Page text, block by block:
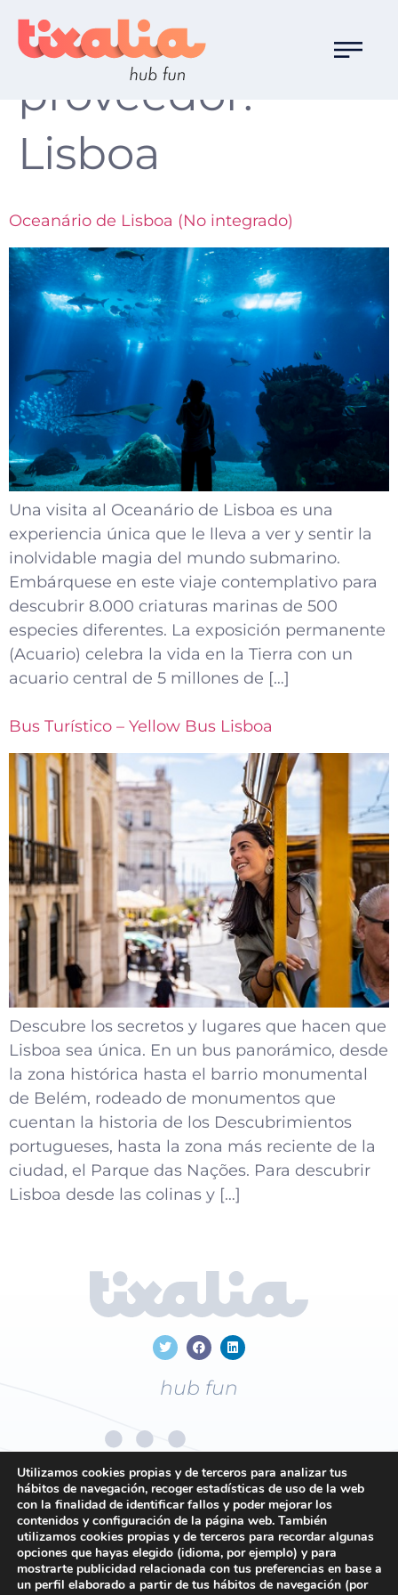
Destino
proveedor:
Lisboa
Oceanário de Lisboa (No integrado)
Una visita al Oceanário de Lisboa es una
experiencia única que le lleva a ver y sentir la
inolvidable magia del mundo submarino.
Embárquese en este viaje contemplativo para
descubrir 8.000 criaturas marinas de 500
especies diferentes. La exposición permanente
(Acuario) celebra la vida en la Tierra con un
acuario central de 5 millones de […]
Bus Turístico – Yellow Bus Lisboa
Descubre los secretos y lugares que hacen que
Lisboa sea única. En un bus panorámico, desde
la zona histórica hasta el barrio monumental
de Belém, rodeado de monumentos que
cuentan la historia de los Descubrimientos
portugueses, hasta la zona más reciente de la
ciudad, el Parque das Nações. Para descubrir
Lisboa desde las colinas y […]
hub fun
+34 96 169 19 43
Contacto
Utilizamos cookies propias y de terceros para analizar tus
hábitos de navegación, recoger estadísticas de uso de la web
con la finalidad de identificar fallos y poder mejorar los
contenidos y configuración de la página web. También
utilizamos cookies propias y de terceros para recordar algunas
opciones que hayas elegido (idioma, por ejemplo) y para
mostrarte publicidad relacionada con tus preferencias en base a
un perfil elaborado a partir de tus hábitos de navegación (por